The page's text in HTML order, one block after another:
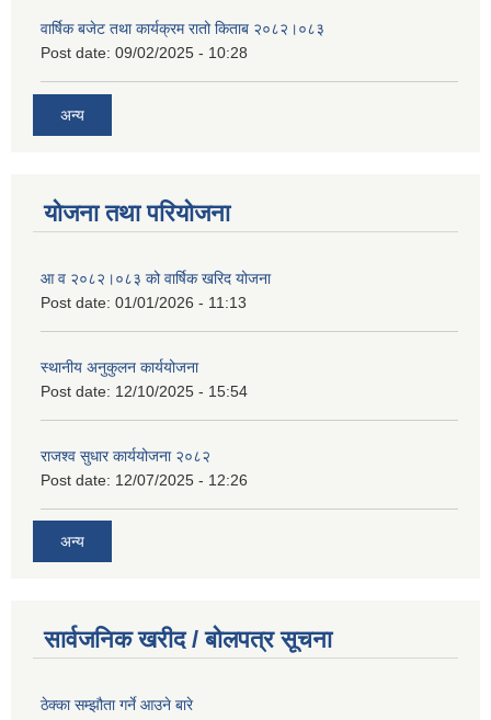
वार्षिक बजेट तथा कार्यक्रम रातो किताब २०८२।०८३
Post date: 09/02/2025 - 10:28
अन्य
योजना तथा परियोजना
आ व २०८२।०८३ को वार्षिक खरिद योजना
Post date: 01/01/2026 - 11:13
स्थानीय अनुकुलन कार्ययोजना
Post date: 12/10/2025 - 15:54
राजश्व सुधार कार्ययोजना २०८२
Post date: 12/07/2025 - 12:26
अन्य
सार्वजनिक खरीद / बोलपत्र सूचना
ठेक्का सम्झौता गर्ने आउने बारे